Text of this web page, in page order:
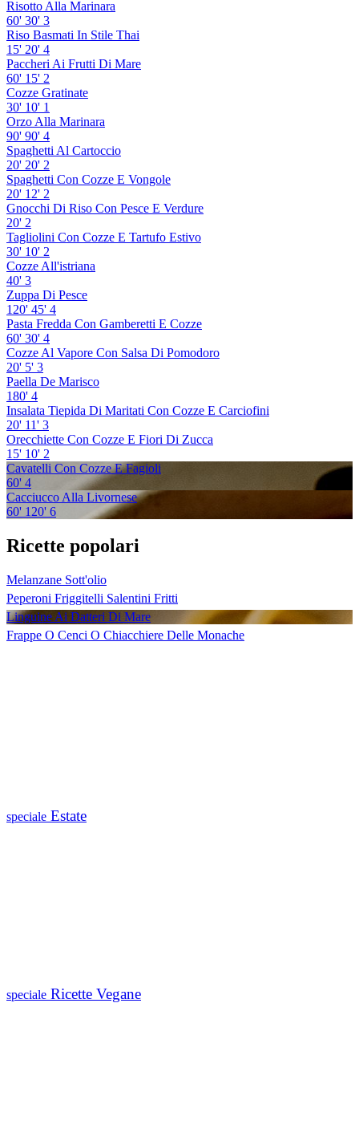
Risotto Alla Marinara
60' 30' 3
Riso Basmati In Stile Thai
15' 20' 4
Paccheri Ai Frutti Di Mare
60' 15' 2
Cozze Gratinate
30' 10' 1
Orzo Alla Marinara
90' 90' 4
Spaghetti Al Cartoccio
20' 20' 2
Spaghetti Con Cozze E Vongole
20' 12' 2
Gnocchi Di Riso Con Pesce E Verdure
20' 2
Tagliolini Con Cozze E Tartufo Estivo
30' 10' 2
Cozze All'istriana
40' 3
Zuppa Di Pesce
120' 45' 4
Pasta Fredda Con Gamberetti E Cozze
60' 30' 4
Cozze Al Vapore Con Salsa Di Pomodoro
20' 5' 3
Paella De Marisco
180' 4
Insalata Tiepida Di Maritati Con Cozze E Carciofini
20' 11' 3
Orecchiette Con Cozze E Fiori Di Zucca
15' 10' 2
Cavatelli Con Cozze E Fagioli
60' 4
Cacciucco Alla Livornese
60' 120' 6
Ricette popolari
Melanzane Sott'olio
Peperoni Friggitelli Salentini Fritti
Linguine Ai Datteri Di Mare
Frappe O Cenci O Chiacchiere Delle Monache
speciale Estate
speciale Ricette Vegane